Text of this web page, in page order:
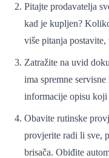
Pitajte prodavatelja
kad je kupljen?
više pitanja postavite,
Zatražite na uvid
ima spremne
informacije opisu koji
Obavite rutinske
provjerite radi li sve,
brisača. Obiđite